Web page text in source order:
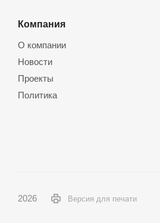
Компания
О компании
Новости
Проекты
Политика
2026 Версия для печати